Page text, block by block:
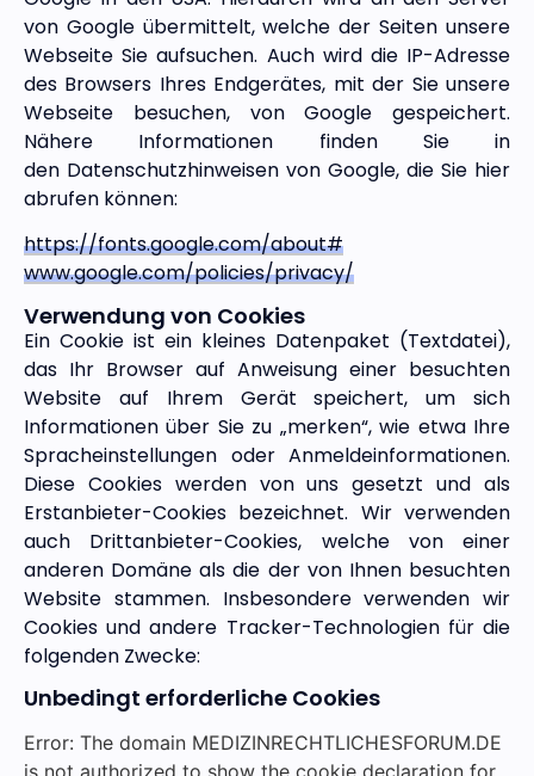
von Google übermittelt, welche der Seiten unsere
WebseiteSie aufsuchen. Auch wird die IP-Adresse
des Browsers Ihres Endgerätes, mit der Sie unsere
Webseite besuchen, von Google gespeichert.
Nähere Informationen finden Sie in
den Datenschutzhinweisen von Google, die Sie hier
abrufen können:
https://fonts.google.com/about#
www.google.com/policies/privacy/
Verwendung von Cookies
Ein Cookie ist ein kleines Datenpaket (Textdatei),
das Ihr Browser auf Anweisung einer besuchten
Website auf Ihrem Gerät speichert, um sich
Informationen über Sie zu „merken“, wie etwa Ihre
Spracheinstellungen oder Anmeldeinformationen.
Diese Cookies werden von uns gesetzt und als
Erstanbieter-Cookies bezeichnet. Wir verwenden
auch Drittanbieter-Cookies, welche von einer
anderen Domäne als die der von Ihnen besuchten
Website stammen. Insbesondere verwenden wir
Cookies und andere Tracker-Technologien für die
folgenden Zwecke:
Unbedingt erforderliche Cookies
Error: The domain MEDIZINRECHTLICHESFORUM.DE